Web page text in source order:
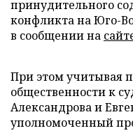
принудительного
конфликта на Юго-
в сообщении на
При этом учитывая
общественности к
Александрова и
уполномоченный